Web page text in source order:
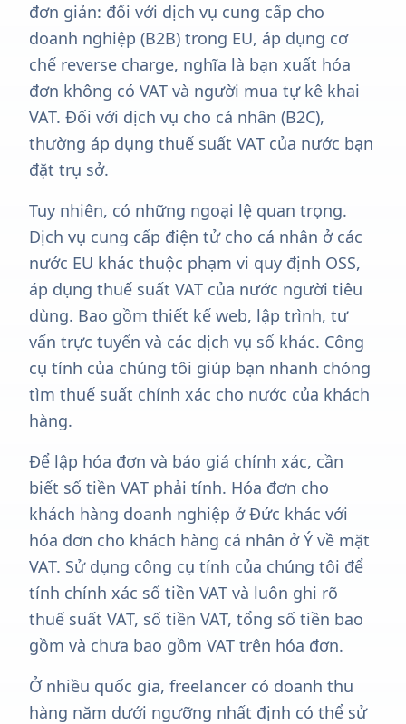
đơn giản: đối với dịch vụ cung cấp cho
doanh nghiệp (B2B) trong EU, áp dụng cơ
chế reverse charge, nghĩa là bạn xuất hóa
đơn không có VAT và người mua tự kê khai
VAT. Đối với dịch vụ cho cá nhân (B2C),
thường áp dụng thuế suất VAT của nước bạn
đặt trụ sở.
Tuy nhiên, có những ngoại lệ quan trọng.
Dịch vụ cung cấp điện tử cho cá nhân ở các
nước EU khác thuộc phạm vi quy định OSS,
áp dụng thuế suất VAT của nước người tiêu
dùng. Bao gồm thiết kế web, lập trình, tư
vấn trực tuyến và các dịch vụ số khác. Công
cụ tính của chúng tôi giúp bạn nhanh chóng
tìm thuế suất chính xác cho nước của khách
hàng.
Để lập hóa đơn và báo giá chính xác, cần
biết số tiền VAT phải tính. Hóa đơn cho
khách hàng doanh nghiệp ở Đức khác với
hóa đơn cho khách hàng cá nhân ở Ý về mặt
VAT. Sử dụng công cụ tính của chúng tôi để
tính chính xác số tiền VAT và luôn ghi rõ
thuế suất VAT, số tiền VAT, tổng số tiền bao
gồm và chưa bao gồm VAT trên hóa đơn.
Ở nhiều quốc gia, freelancer có doanh thu
hàng năm dưới ngưỡng nhất định có thể sử